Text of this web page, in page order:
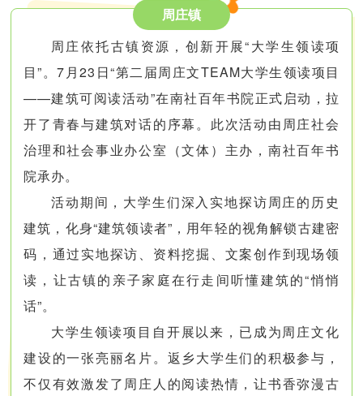
周庄镇
周庄依托古镇资源，创新开展“大学生领读项
目”。7月23日“第二届周庄文TEAM大学生领读项目
——建筑可阅读活动”在南社百年书院正式启动，拉
开了青春与建筑对话的序幕。此次活动由周庄社会
治理和社会事业办公室（文体）主办，南社百年书
院承办。
活动期间，大学生们深入实地探访周庄的历史
建筑，化身“建筑领读者”，用年轻的视角解锁古建密
码，通过实地探访、资料挖掘、文案创作到现场领
读，让古镇的亲子家庭在行走间听懂建筑的“悄悄
话”。
大学生领读项目自开展以来，已成为周庄文化
建设的一张亮丽名片。返乡大学生们的积极参与，
不仅有效激发了周庄人的阅读热情，让书香弥漫古